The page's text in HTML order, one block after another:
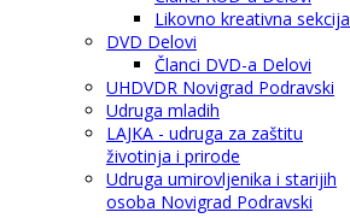
Likovno kreativna sekcija
DVD Delovi
Članci DVD-a Delovi
UHDVDR Novigrad Podravski
Udruga mladih
LAJKA - udruga za zaštitu
životinja i prirode
Udruga umirovljenika i starijih
osoba Novigrad Podravski